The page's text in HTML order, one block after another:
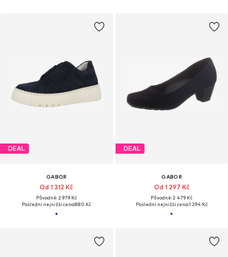
DEAL
GABOR
Od 1 312 Kč
Původně: 2 979 Kč
Poslední nejnižší cena:880 Kč
DEAL
GABOR
Od 1 297 Kč
Původně: 2 479 Kč
Poslední nejnižší cena:1 294 Kč